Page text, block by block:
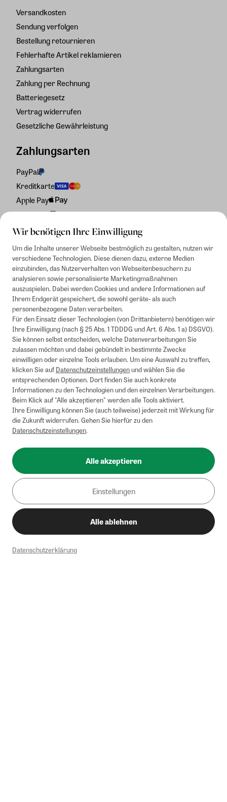
Wir benötigen Ihre Einwilligung
Um die Inhalte unserer Webseite bestmöglich zu gestalten, nutzen wir
verschiedene Technologien. Diese dienen dazu, externe Medien
einzubinden, das Nutzerverhalten von Webseitenbesuchern zu
analysieren sowie personalisierte Marketingmaßnahmen
auszuspielen. Dabei werden Cookies und andere Informationen auf
Ihrem Endgerät gespeichert, die sowohl geräte- als auch
personenbezogene Daten verarbeiten.
Für den Einsatz dieser Technologien (von Drittanbietern) benötigen wir
Ihre Einwilligung (nach § 25 Abs. 1 TDDDG und Art. 6 Abs. 1 a) DSGVO).
Sie können selbst entscheiden, welche Datenverarbeitungen Sie
zulassen möchten und dabei gebündelt in bestimmte Zwecke
einwilligen oder einzelne Tools erlauben. Um eine Auswahl zu treffen,
klicken Sie aufDatenschutzeinstellungenund wählen Sie die
entsprechenden Optionen. Dort finden Sie auch konkrete
Informationen zu den Technologien und den einzelnen Verarbeitungen.
Beim Klick auf "Alle akzeptieren" werden alle Tools aktiviert.
Ihre Einwilligung können Sie (auch teilweise) jederzeit mit Wirkung für
die Zukunft widerrufen. Gehen Sie hierfür zu den
Datenschutzeinstellungen.
Alle akzeptieren
Einstellungen
Alle ablehnen
Datenschutzerklärung
Versandkosten
Sendung verfolgen
Bestellung retournieren
Fehlerhafte Artikel reklamieren
Zahlungsarten
Zahlung per Rechnung
Batteriegesetz
Vertrag widerrufen
Gesetzliche Gewährleistung
Zahlungsarten
PayPal
Kreditkarte
Apple Pay
Rechnung